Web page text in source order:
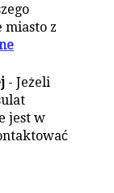
miasto z
- Jeżeli
jest w